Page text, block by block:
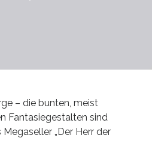
– die bunten, meist
Fantasiegestalten sind
„Der Herr der